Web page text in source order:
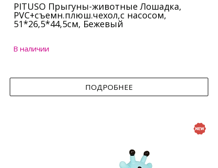
PITUSO Прыгуны-животные Лошадка,
PVC+съемн.плюш.чехол,с насосом,
51*26,5*44,5см, Бежевый
В наличии
ПОДРОБНЕЕ